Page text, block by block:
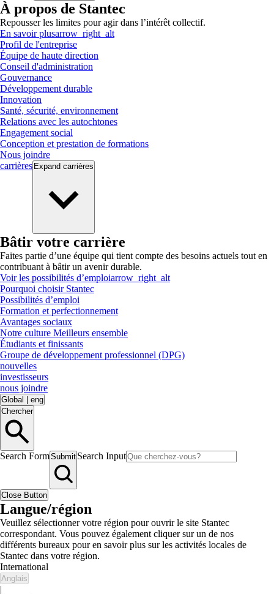
À propos de Stantec
Repousser les limites pour agir dans l’intérêt collectif.
En savoir plusarrow_right_alt
Profil de l'entreprise
Équipe de haute direction
Conseil d'administration
Gouvernance
Développement durable
Innovation
Santé, sécurité, environnement
Relations avec les autochtones
Engagement social
Conception et prestation de formations
Nous joindre
carrières Expand carrières
Bâtir votre carrière
Faites partie d’une équipe qui tient compte des besoins actuels tout en
contribuant à bâtir un avenir durable.
Voir les possibilités d’emploiarrow_right_alt
Pourquoi choisir Stantec
Possibilités d’emploi
Formation et perfectionnement
Avantages sociaux
Notre culture Meilleurs ensemble
Étudiants et finissants
Groupe de développement professionnel (DPG)
nouvelles
investisseurs
nous joindre
Global
eng
Chercher
Search FormSubmit Search Input
Close Button
Langue/région
Veuillez sélectionner votre région pour ouvrir le site Stantec
correspondant. Vous pouvez également cliquer sur un de nos
différents bureaux pour en savoir plus sur les activités locales de
Stantec dans votre région.
International
Anglais
|